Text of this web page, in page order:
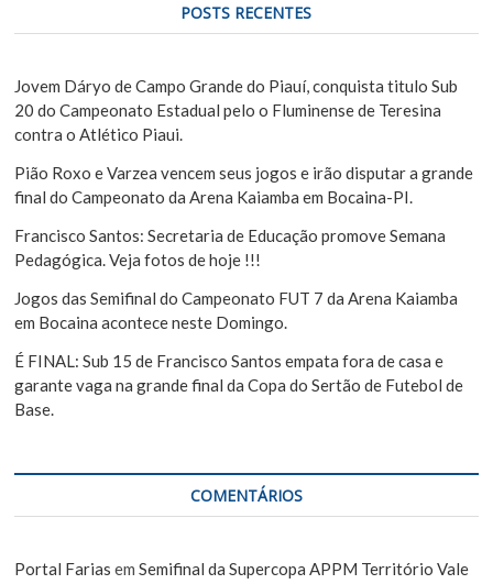
P
o
s
t
i
a
r
POSTS RECENTES
Jovem Dáryo de Campo Grande do Piauí, conquista titulo Sub
20 do Campeonato Estadual pelo o Fluminense de Teresina
contra o Atlético Piaui.
Pião Roxo e Varzea vencem seus jogos e irão disputar a grande
final do Campeonato da Arena Kaiamba em Bocaina-PI.
Francisco Santos: Secretaria de Educação promove Semana
Pedagógica. Veja fotos de hoje !!!
Jogos das Semifinal do Campeonato FUT 7 da Arena Kaiamba
em Bocaina acontece neste Domingo.
É FINAL: Sub 15 de Francisco Santos empata fora de casa e
garante vaga na grande final da Copa do Sertão de Futebol de
Base.
COMENTÁRIOS
Portal Farias emSemifinal da Supercopa APPM Território Vale